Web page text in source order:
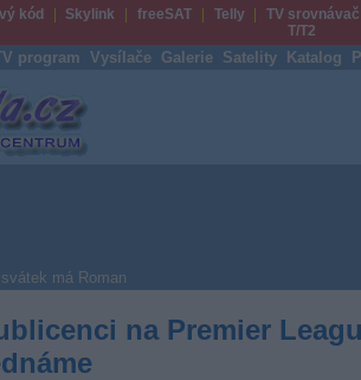
kód Skylink freeSAT Telly
TV srovnávač
T/T2
program Vysílače Galerie Satelity Katalog
má Roman
na Premier